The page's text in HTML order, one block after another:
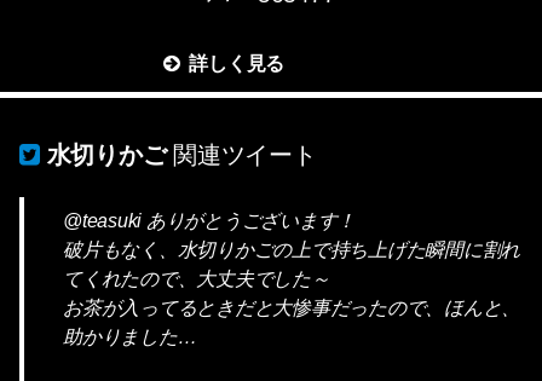
詳しく見る
水切りかご関連ツイート
@teasuki ありがとうございます！
破片もなく、水切りかごの上で持ち上げた瞬間に割れ
てくれたので、大丈夫でした～
お茶が入ってるときだと大惨事だったので、ほんと、
助かりました…